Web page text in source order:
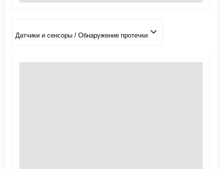
Датчики и сенсоры / Обнаружение протечки